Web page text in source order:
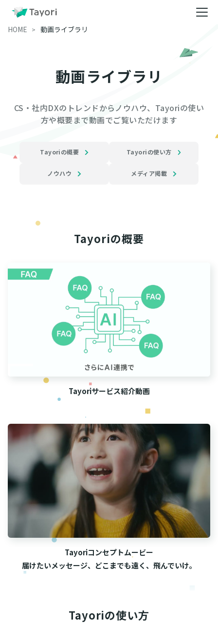
HOME 動画ライブラリ
動画ライブラリ
CS・社内DXのトレンドからノウハウ、Tayoriの使い
方や概要まで動画でご覧いただけます
Tayoriの概要 Tayoriの使い方
ノウハウ メディア掲載
Tayoriの概要
Tayoriサービス紹介動画
Tayoriコンセプトムービー
届けたいメッセージ、どこまでも遠く、飛んでいけ。
Tayoriの使い方